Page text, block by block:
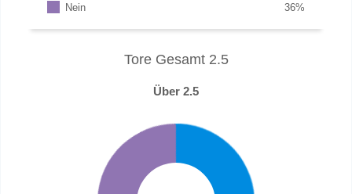
Nein
%
36
Tore Gesamt 2.5
Über 2.5